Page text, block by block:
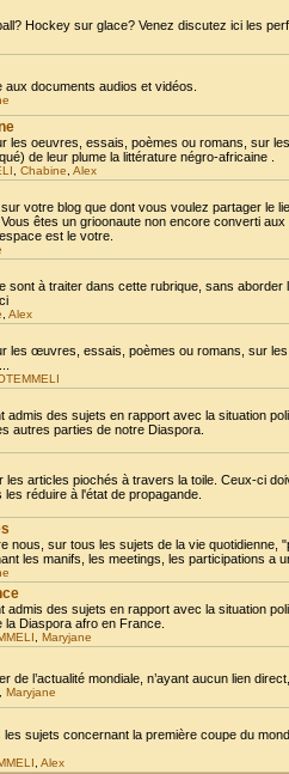
Hockey sur glace? Venez discutez ici les
documents audios et vidéos.
les oeuvres, essais, poèmes ou romans, sur
de leur plume la littérature négro-africaine .
Chabine Alex
votre blog que dont vous voulez partager le
êtes un grioonaute non encore converti
est le votre.
sont à traiter dans cette rubrique, sans
Alex
les œuvres, essais, poèmes ou romans, sur
admis des sujets en rapport avec la situation
autres parties de notre Diaspora.
les articles piochés à travers la toile. Ceux-ci
réduire à l'état de propagande.
nous, sur tous les sujets de la vie
les manifs, les meetings, les participations a
admis des sujets en rapport avec la situation
Diaspora afro en France.
Maryjane
de l’actualité mondiale, n’ayant aucun lien
Maryjane
sujets concernant la première coupe du
Alex